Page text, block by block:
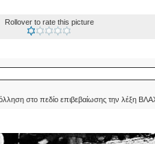
Rollover to rate this picture
στο πεδίο επιβεβαίωσης την λέξη